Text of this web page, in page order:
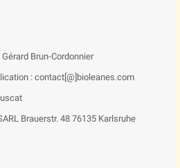
Brun-Cordonnier
: contact[@]bioleanes.com
Brauerstr. 48 76135 Karlsruhe